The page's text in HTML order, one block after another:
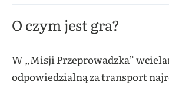
O czym jest gra?
W „Misji Przeprowadzka”
odpowiedzialną za transport